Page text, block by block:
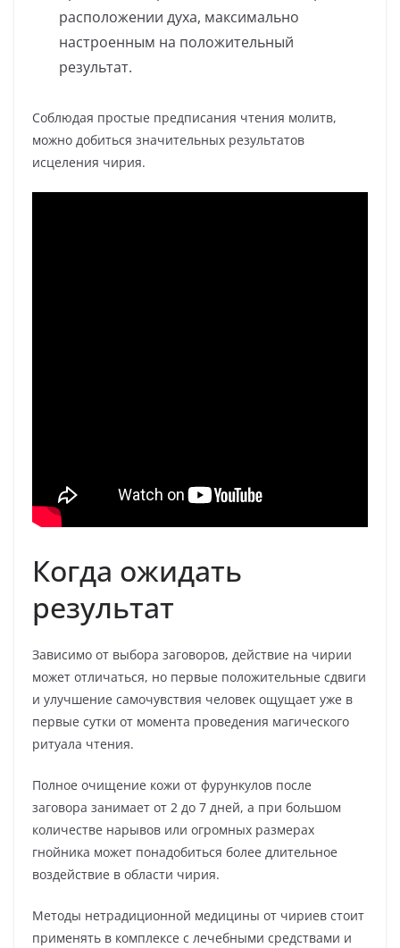
расположении духа, максимально
настроенным на положительный
результат.
Соблюдая простые предписания чтения молитв,
можно добиться значительных результатов
исцеления чирия.
Когда ожидать
результат
Зависимо от выбора заговоров, действие на чирии
может отличаться, но первые положительные сдвиги
и улучшение самочувствия человек ощущает уже в
первые сутки от момента проведения магического
ритуала чтения.
Полное очищение кожи от фурункулов после
заговора занимает от 2 до 7 дней, а при большом
количестве нарывов или огромных размерах
гнойника может понадобиться более длительное
воздействие в области чирия.
Методы нетрадиционной медицины от чириев стоит
применять в комплексе с лечебными средствами и